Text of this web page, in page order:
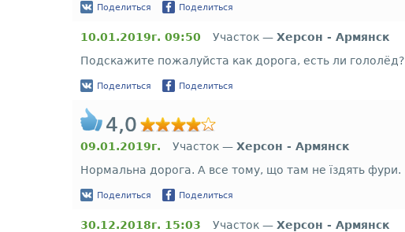
Поделиться Поделиться
10.01.2019г. 09:50 Участок — Херсон - Армянск
Подскажите пожалуйста как дорога, есть ли гололёд?
Поделиться Поделиться
4,0
09.01.2019г. Участок — Херсон - Армянск
Нормальна дорога. А все тому, що там не їздять фури.
Поделиться Поделиться
30.12.2018г. 15:03 Участок — Херсон - Армянск